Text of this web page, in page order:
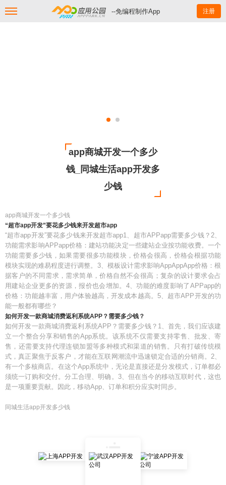
--免编程制作App 注册
app商城开发一个多少
钱_同城生活app开发多
少钱
app商城开发一个多少钱
“超市app开发”要花多少钱来开发超市app
“超市app开发”要花多少钱来开发超市app1、超市APPapp需要多少钱？2、
功能需求影响APPapp价格：建站功能决定一些建站企业按功能收费。一个
功能需要多少钱，如果需要很多功能模块，价格会很高，价格会根据功能
模块实现的难易程度进行调整。3、模板设计需求影响AppAppApp价格：根
据客户的不同需求，需求简单，价格自然不会很高；复杂的设计要求会占
用建站企业更多的资源，报价也会增加。4、功能的难度影响了APPapp的
价格：功能越丰富，用户体验越高，开发成本越高。5、超市APP开发的功
能一般都有哪些？
如何开发一款商城消费返利系统APP？需要多少钱？
如何开发一款商城消费返利系统APP？需要多少钱？1、首先，我们应该建
立一个整合分享和销售的App系统。该系统不仅需要支持零售、批发、寄
售，还需要支持代理连锁加盟等多种模式和渠道的销售。只有打破传统模
式，真正聚焦于反客户，才能在互联网潮流中迅速锁定合适的分销商。2、
有一个多核商店。在这个App系统中，无论是直接还是分发模式，订单都必
须统一订购和交付。分工合理、明确。3、但在当今的移动互联时代，这也
是一项重要贡献。因此，移动App、订单和积分应实时同步。
同城生活app开发多少钱